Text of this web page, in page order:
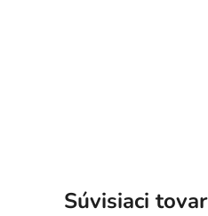
Súvisiaci tovar